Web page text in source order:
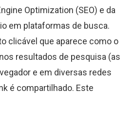
Optimization (SEO) e da
em plataformas de busca.
clicável que aparece como o
resultados de pesquisa (as
e em diversas redes
é compartilhado. Este